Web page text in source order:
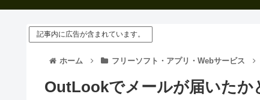
記事内に広告が含まれています。
ホーム フリーソフト・アプリ・Webサービス
OutLookでメールが届いたか